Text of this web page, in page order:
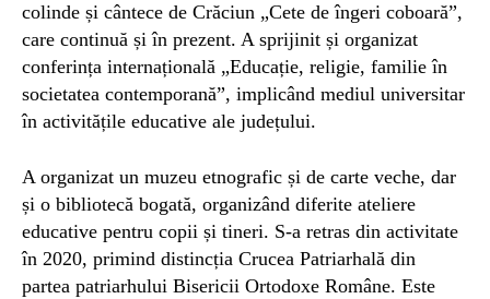
colinde și cântece de Crăciun „Cete de îngeri coboară”,
care continuă și în prezent. A sprijinit și organizat
conferința internațională „Educație, religie, familie în
societatea contemporană”, implicând mediul universitar
în activitățile educative ale județului.
A organizat un muzeu etnografic și de carte veche, dar
și o bibliotecă bogată, organizând diferite ateliere
educative pentru copii și tineri. S-a retras din activitate
în 2020, primind distincția Crucea Patriarhală din
partea patriarhului Bisericii Ortodoxe Române. Este